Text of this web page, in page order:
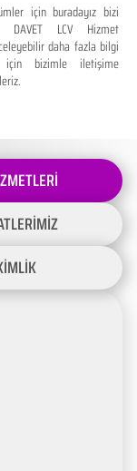
için buradayız bizi
LCV Hizmet
daha fazla bilgi
bizimle iletişime